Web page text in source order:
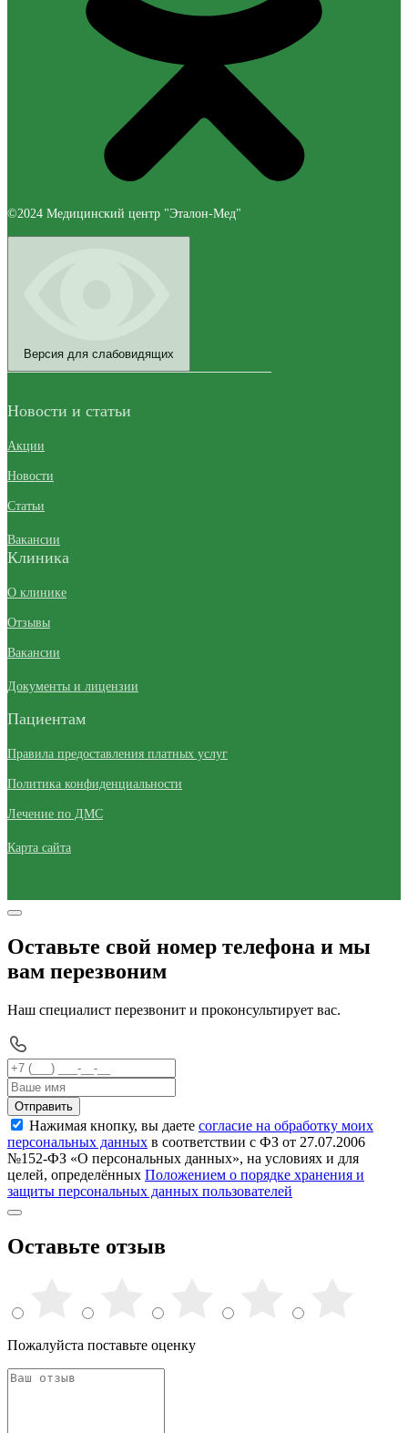
©2024 Медицинский центр "Эталон-Мед"
Версия для слабовидящих
Новости и статьи
Акции
Новости
Статьи
Вакансии
Клиника
О клинике
Отзывы
Вакансии
Документы и лицензии
Пациентам
Правила предоставления платных услуг
Политика конфиденциальности
Лечение по ДМС
Карта сайта
Оставьте свой номер телефона и мы
вам перезвоним
Наш специалист перезвонит и проконсультирует вас.
Отправить
Нажимая кнопку, вы даете согласие на обработку моих
персональных данных в соответствии с ФЗ от 27.07.2006
№152-ФЗ «О персональных данных», на условиях и для
целей, определённых Положением о порядке хранения и
защиты персональных данных пользователей
Оставьте отзыв
Пожалуйста поставьте оценку